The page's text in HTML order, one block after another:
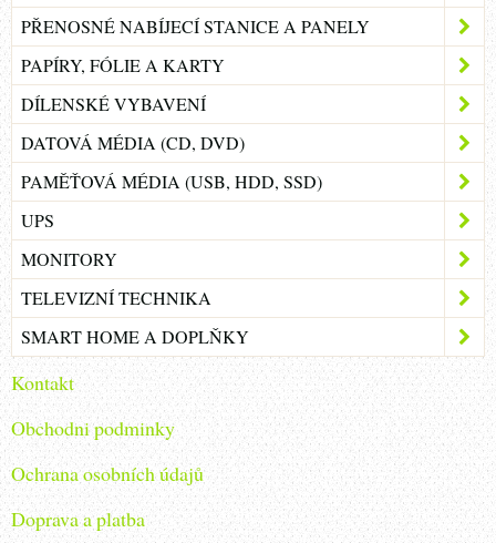
PŘENOSNÉ NABÍJECÍ STANICE A PANELY
PAPÍRY, FÓLIE A KARTY
DÍLENSKÉ VYBAVENÍ
DATOVÁ MÉDIA (CD, DVD)
PAMĚŤOVÁ MÉDIA (USB, HDD, SSD)
UPS
MONITORY
TELEVIZNÍ TECHNIKA
SMART HOME A DOPLŇKY
Kontakt
Obchodni podminky
Ochrana osobních údajů
Doprava a platba